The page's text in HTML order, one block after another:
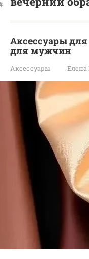
Аксессуары
для мужчин
Аксессуары Елена